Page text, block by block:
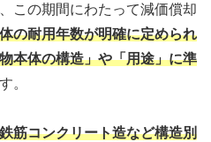
この期間にわたって減価償却
の耐用年数が明確に定められ
本体の構造」や「用途」に準
。
筋コンクリート造など構造別